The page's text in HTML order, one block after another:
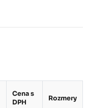
Cena s
DPH
Rozmery